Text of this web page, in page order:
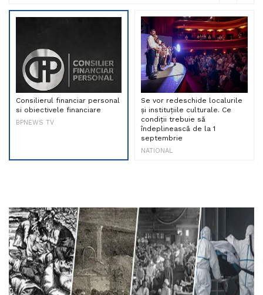
Consilierul financiar personal
si obiectivele financiare
BPNEWS TV
Se vor redeschide localurile
și instituțiile culturale. Ce
condiții trebuie să
îndeplinească de la 1
septembrie
NATIONAL